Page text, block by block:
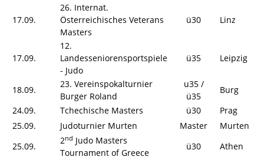
17.09.
26. Internat.
Österreichisches Veterans
Masters
ü30 Linz
17.09.
12.
Landesseniorensportspiele
- Judo
ü35 Leipzig
18.09.
23. Vereinspokalturnier
Burger Roland
u35 /
ü35
Burg
24.09.
Tchechische Masters ü30
Prag
25.09.
Judoturnier Murten Master
Murten
25.09.
2nd Judo Masters
Tournament of Greece
ü30 Athen